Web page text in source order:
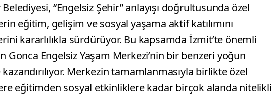
“Engelsiz Şehir” anlayışı doğrultusunda özel
eğitim, gelişim ve sosyal yaşama aktif katılımını
kararlılıkla sürdürüyor. Bu kapsamda İzmit’te önemli
Gonca Engelsiz Yaşam Merkezi’nin bir benzeri yoğun
Merkezin tamamlanmasıyla birlikte özel
eğitimden sosyal etkinliklere kadar birçok alanda nitelikli